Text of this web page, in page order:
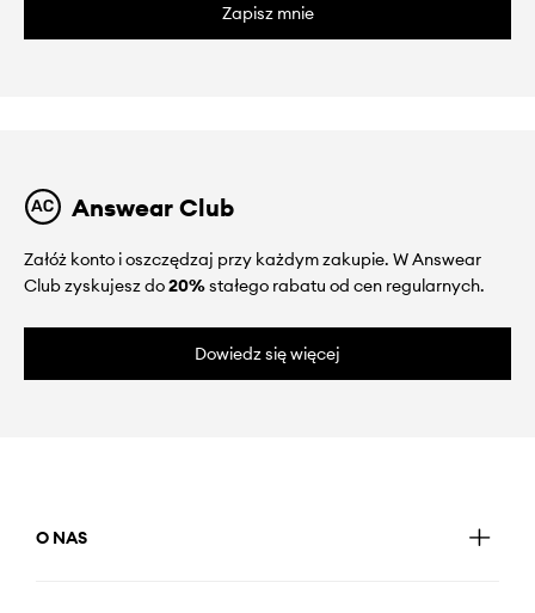
Zapisz mnie
Answear Club
Załóż konto i oszczędzaj przy każdym zakupie. W Answear
Club zyskujesz do20%stałego rabatu od cen regularnych.
Dowiedz się więcej
O NAS